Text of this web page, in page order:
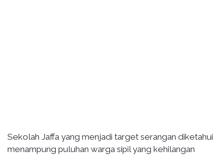
Sekolah Jaffa yang menjadi target serangan diketahui
menampung puluhan warga sipil yang kehilangan